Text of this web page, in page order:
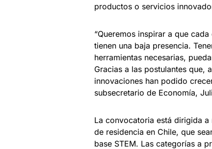
productos o servicios
“Queremos inspirar a que
tienen una baja presencia.
herramientas necesarias,
Gracias a las postulantes que,
innovaciones han podido
subsecretario de Economía,
La convocatoria está dirigida
de residencia en Chile, que
base STEM. Las categorías a